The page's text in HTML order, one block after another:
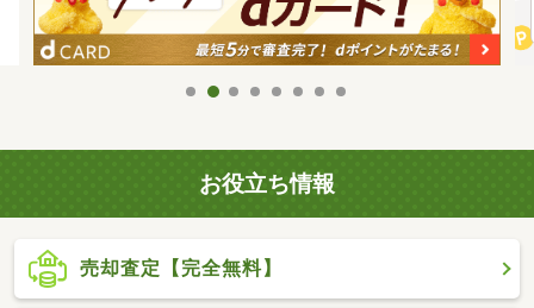
お役立ち情報
売却査定【完全無料】